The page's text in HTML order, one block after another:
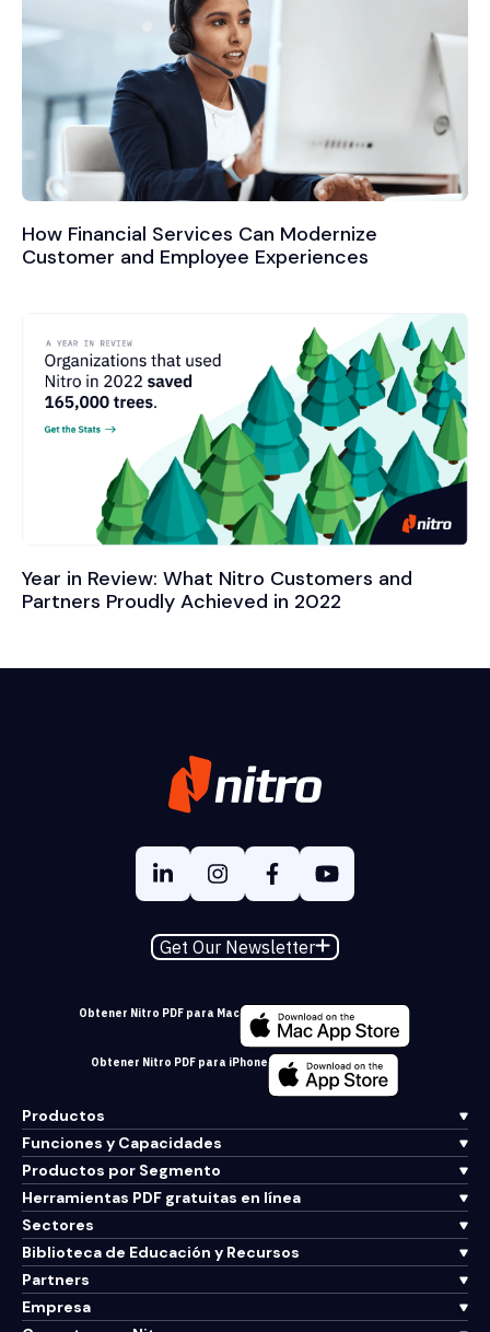
How Financial Services Can Modernize
Customer and Employee Experiences
Year in Review: What Nitro Customers and
Partners Proudly Achieved in 2022
Get Our Newsletter
Obtener Nitro PDF para Mac
Obtener Nitro PDF para iPhone
Productos
Funciones y Capacidades
Productos por Segmento
Herramientas PDF gratuitas en línea
Sectores
Biblioteca de Educación y Recursos
Partners
Empresa